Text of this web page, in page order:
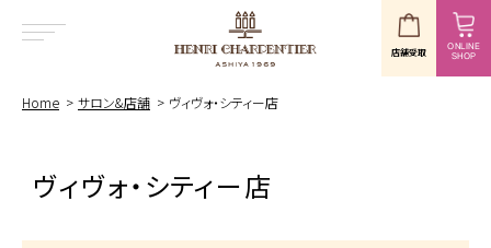
店舗受取 ONLINE
SHOP
Home サロン&店舗 ヴィヴォ・シティー店
ヴィヴォ・シティー店